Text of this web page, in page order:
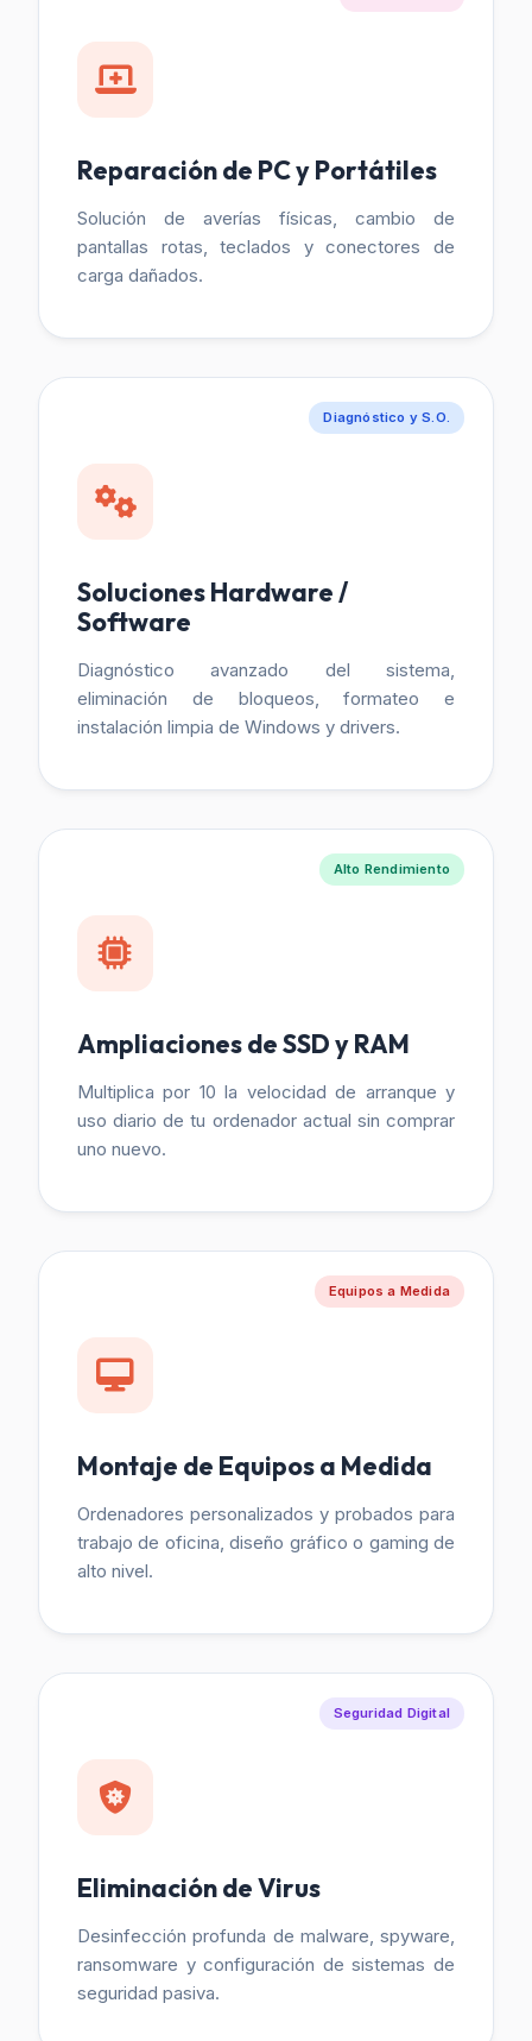
Reparación de PC y Portátiles
Solución de averías físicas, cambio de
pantallas rotas, teclados y conectores de
carga dañados.
Diagnóstico y S.O.
Soluciones Hardware /
Software
Diagnóstico avanzado del sistema,
eliminación de bloqueos, formateo e
instalación limpia de Windows y drivers.
Alto Rendimiento
Ampliaciones de SSD y RAM
Multiplica por 10 la velocidad de arranque y
uso diario de tu ordenador actual sin comprar
uno nuevo.
Equipos a Medida
Montaje de Equipos a Medida
Ordenadores personalizados y probados para
trabajo de oficina, diseño gráfico o gaming de
alto nivel.
Seguridad Digital
Eliminación de Virus
Desinfección profunda de malware, spyware,
ransomware y configuración de sistemas de
seguridad pasiva.